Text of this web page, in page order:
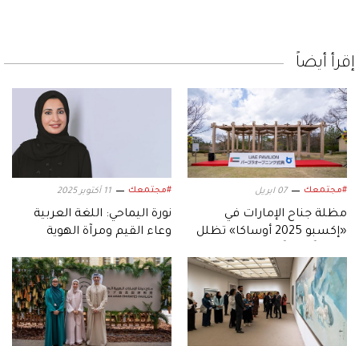
إقرأ أيضاً
#مجتمعك 07 ابريل
مظلة جناح الإمارات في
«إكسبو 2025 أوساكا» تظلل
#مجتمعك 11 أكتوبر 2025
نورة اليماحي: اللغة العربية
وعاء القيم ومرآة الهوية